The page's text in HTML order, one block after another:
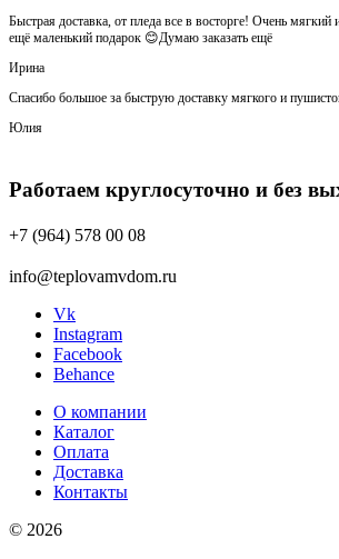
Быстрая доставка, от пледа все в восторге! Очень
ещё маленький подарок 😊Думаю заказать ещё
Ирина
Спасибо большое за быструю доставку мягкого и
Юлия
Работаем круглосуточно и без
+7 (964) 578 00 08
info@teplovamvdom.ru
Vk
Instagram
Facebook
Behance
О компании
Каталог
Оплата
Доставка
Контакты
© 2026